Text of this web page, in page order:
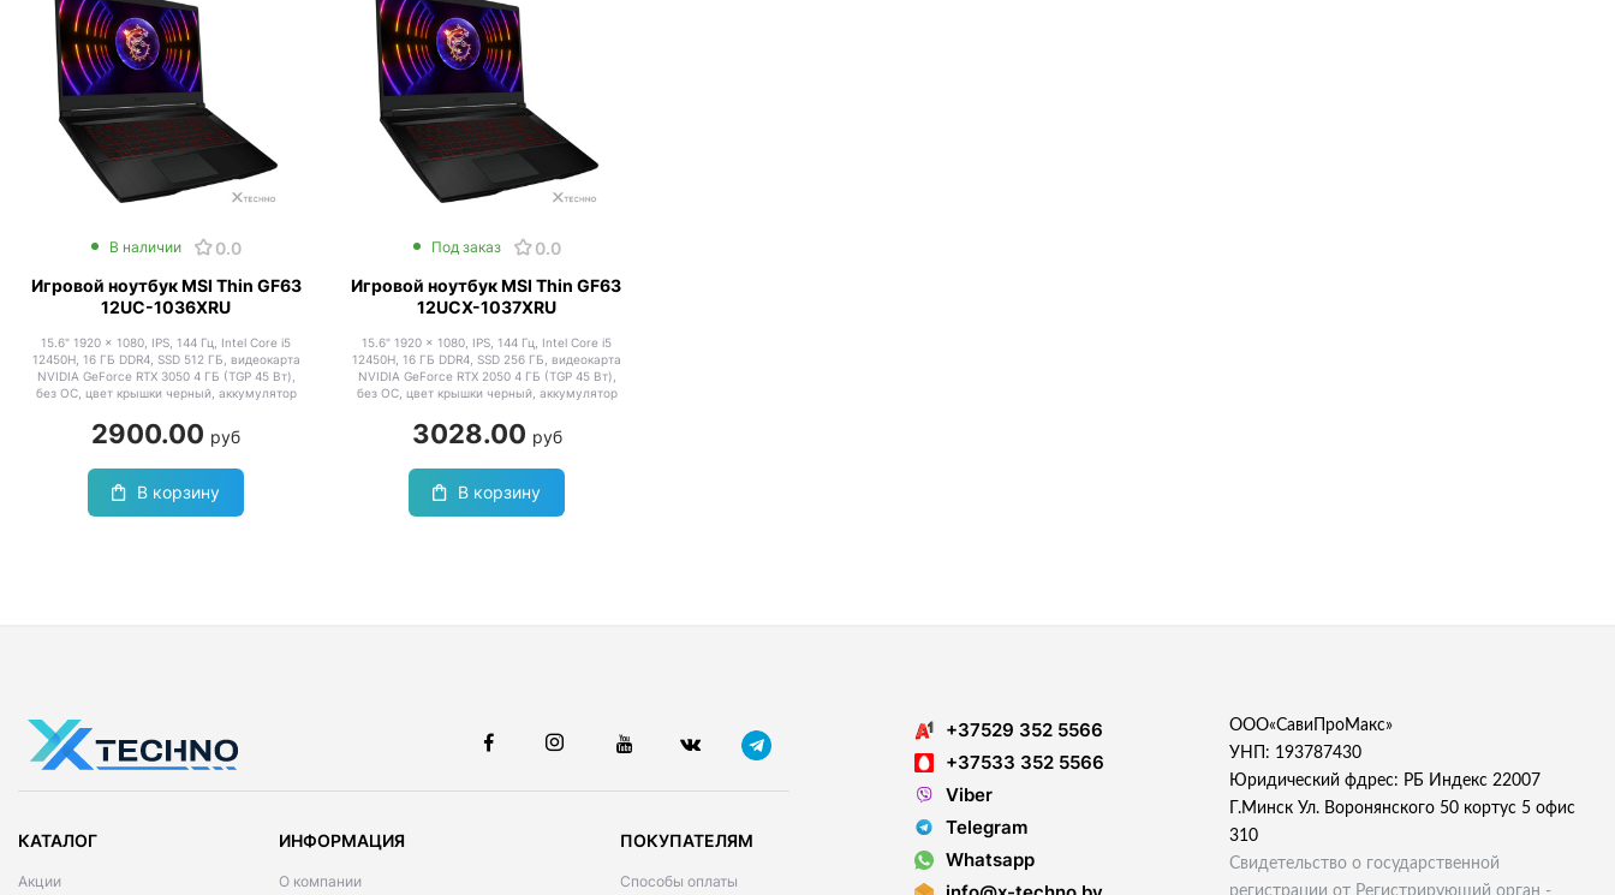
В наличии
0.0
Игровой ноутбук MSI Thin GF63
12UC-1036XRU
15.6" 1920 x 1080, IPS, 144 Гц, Intel Core i5
12450H, 16 ГБ DDR4, SSD 512 ГБ, видеокарта
NVIDIA GeForce RTX 3050 4 ГБ (TGP 45 Вт),
без ОС, цвет крышки черный, аккумулятор
2900.00 руб
В корзину
Под заказ
0.0
Игровой ноутбук MSI Thin GF63
12UCX-1037XRU
15.6" 1920 x 1080, IPS, 144 Гц, Intel Core i5
12450H, 16 ГБ DDR4, SSD 256 ГБ, видеокарта
NVIDIA GeForce RTX 2050 4 ГБ (TGP 45 Вт),
без ОС, цвет крышки черный, аккумулятор
3028.00 руб
В корзину
КАТАЛОГ
Акции
ИНФОРМАЦИЯ
О компании
ПОКУПАТЕЛЯМ
Способы оплаты
+37529 352 5566
+37533 352 5566
Viber
Telegram
Whatsapp
ООО«СавиПроМакс»
УНП: 193787430
Юридический фдрес: РБ Индекс 22007
Г.Минск Ул. Воронянского 50 кортус 5 офис
310
Свидетельство о государственной
регистрации от Регистрирующий орган -